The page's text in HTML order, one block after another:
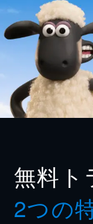
無料ト
2つの